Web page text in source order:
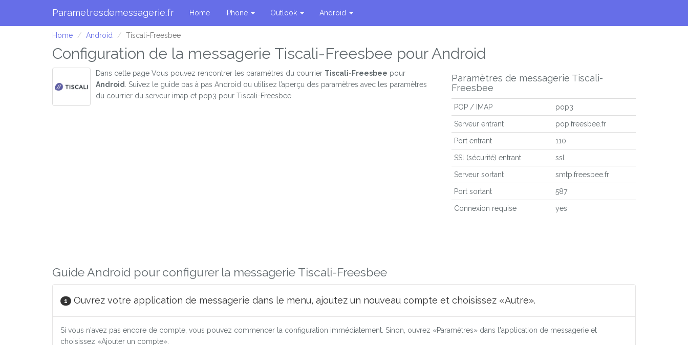
Parametresdemessagerie.fr Home iPhone Outlook Android
Home Android Tiscali-Freesbee
Configuration de la messagerie Tiscali-Freesbee pour Android
Dans cette page Vous pouvez rencontrer les paramètres du courrier Tiscali-Freesbee pour
Android
. Suivez le guide pas à pas Android ou utilisez l’aperçu des paramètres avec les paramètres
du courrier du serveur imap et pop3 pour Tiscali-Freesbee.
Paramètres de messagerie Tiscali-
Freesbee
POP / IMAP pop3
Serveur entrant pop.freesbee.fr
Port entrant 110
SSl (sécurité) entrant ssl
Serveur sortant smtp.freesbee.fr
Port sortant 587
Connexion requise yes
Guide Android pour configurer la messagerie Tiscali-Freesbee
1 Ouvrez votre application de messagerie dans le menu, ajoutez un nouveau compte et choisissez «Autre».
Si vous n'avez pas encore de compte, vous pouvez commencer la configuration immédiatement. Sinon, ouvrez «Paramètres» dans l'application de messagerie et
choisissez «Ajouter un compte».